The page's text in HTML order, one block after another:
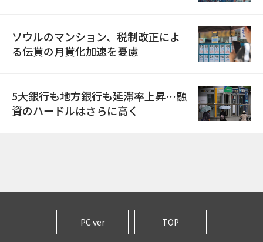
ソウルのマンション、税制改正によ
る伝貰の月貰化加速を憂慮
5大銀行も地方銀行も延滞率上昇…融
資のハードルはさらに高く
PC ver TOP